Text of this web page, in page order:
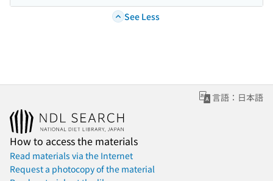
See Less
言語：日本語
How to access the materials
Read materials via the Internet
Request a photocopy of the material